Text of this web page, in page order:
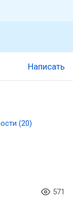
Написать
(20)
571